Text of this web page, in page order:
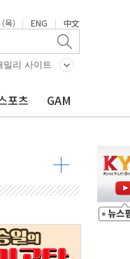
목) | ENG | 中文
밀리 사이트
포츠 GAM
'앞장'